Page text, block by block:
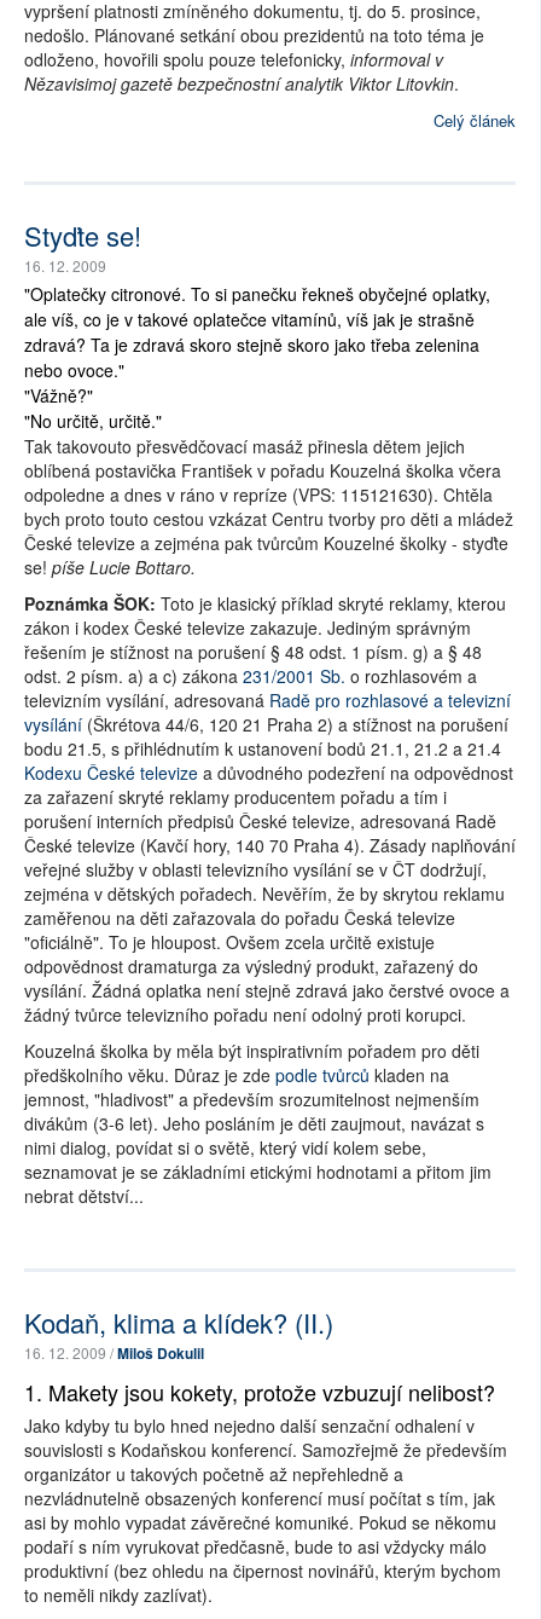
vypršení platnosti zmíněného dokumentu, tj. do 5. prosince,
nedošlo. Plánované setkání obou prezidentů na toto téma je
odloženo, hovořili spolu pouze telefonicky, informoval v
Nězavisimoj gazetě bezpečnostní analytik Viktor Litovkin.
Celý článek
Styďte se!
16. 12. 2009
"Oplatečky citronové. To si panečku řekneš obyčejné oplatky,
ale víš, co je v takové oplatečce vitamínů, víš jak je strašně
zdravá? Ta je zdravá skoro stejně skoro jako třeba zelenina
nebo ovoce."
"Vážně?"
"No určitě, určitě."
Tak takovouto přesvědčovací masáž přinesla dětem jejich
oblíbená postavička František v pořadu Kouzelná školka včera
odpoledne a dnes v ráno v repríze (VPS: 115121630). Chtěla
bych proto touto cestou vzkázat Centru tvorby pro děti a mládež
České televize a zejména pak tvůrcům Kouzelné školky - styďte
se! píše Lucie Bottaro.
Poznámka ŠOK: Toto je klasický příklad skryté reklamy, kterou
zákon i kodex České televize zakazuje. Jediným správným
řešením je stížnost na porušení § 48 odst. 1 písm. g) a § 48
odst. 2 písm. a) a c) zákona 231/2001 Sb. o rozhlasovém a
televizním vysílání, adresovaná Radě pro rozhlasové a televizní
vysílání (Škrétova 44/6, 120 21 Praha 2) a stížnost na porušení
bodu 21.5, s přihlédnutím k ustanovení bodů 21.1, 21.2 a 21.4
Kodexu České televize a důvodného podezření na odpovědnost
za zařazení skryté reklamy producentem pořadu a tím i
porušení interních předpisů České televize, adresovaná Radě
České televize (Kavčí hory, 140 70 Praha 4). Zásady naplňování
veřejné služby v oblasti televizního vysílání se v ČT dodržují,
zejména v dětských pořadech. Nevěřím, že by skrytou reklamu
zaměřenou na děti zařazovala do pořadu Česká televize
"oficiálně". To je hloupost. Ovšem zcela určitě existuje
odpovědnost dramaturga za výsledný produkt, zařazený do
vysílání. Žádná oplatka není stejně zdravá jako čerstvé ovoce a
žádný tvůrce televizního pořadu není odolný proti korupci.
Kouzelná školka by měla být inspirativním pořadem pro děti
předškolního věku. Důraz je zde podle tvůrců kladen na
jemnost, "hladivost" a především srozumitelnost nejmenším
divákům (3-6 let). Jeho posláním je děti zaujmout, navázat s
nimi dialog, povídat si o světě, který vidí kolem sebe,
seznamovat je se základními etickými hodnotami a přitom jim
nebrat dětství...
Kodaň, klima a klídek? (II.)
16. 12. 2009 /Miloš Dokulil
1. Makety jsou kokety, protože vzbuzují nelibost?
Jako kdyby tu bylo hned nejedno další senzační odhalení v
souvislosti s Kodaňskou konferencí. Samozřejmě že především
organizátor u takových početně až nepřehledně a
nezvládnutelně obsazených konferencí musí počítat s tím, jak
asi by mohlo vypadat závěrečné komuniké. Pokud se někomu
podaří s ním vyrukovat předčasně, bude to asi vždycky málo
produktivní (bez ohledu na čipernost novinářů, kterým bychom
to neměli nikdy zazlívat).